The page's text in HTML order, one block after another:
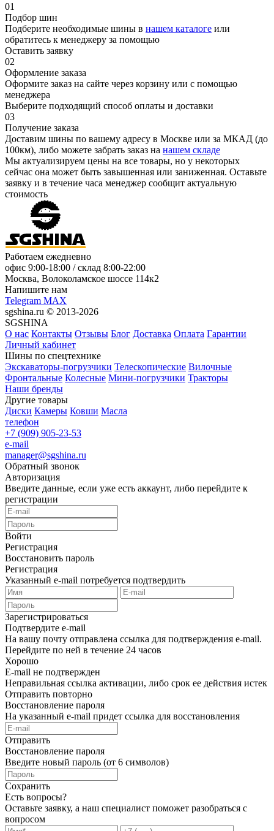
01
Подбор шин
Подберите необходимые шины в нашем каталоге или
обратитесь к менеджеру за помощью
Оставить заявку
02
Оформление заказа
Оформите заказ на сайте через корзину или с помощью
менеджера
Выберите подходящий способ оплаты и доставки
03
Получение заказа
Доставим шины по вашему адресу в Москве или за МКАД (до
100км), либо можете забрать заказ на нашем складе
Мы актуализируем цены на все товары, но у некоторых
сейчас она может быть завышенная или заниженная. Оставьте
заявку и в течение часа менеджер сообщит актуальную
стоимость
Работаем ежедневно
офис 9:00-18:00 / склад 8:00-22:00
Москва, Волоколамское шоссе 114к2
Напишите нам
Telegram MAX
sgshina.ru © 2013-2026
SGSHINA
О нас Контакты Отзывы Блог Доставка Оплата Гарантии
Личный кабинет
Шины по спецтехнике
Экскаваторы-погрузчики Телескопические Вилочные
Фронтальные Колесные Мини-погрузчики Тракторы
Наши бренды
Другие товары
Диски Камеры Ковши Масла
телефон
+7 (909) 905-23-53
e-mail
manager@sgshina.ru
Обратный звонок
Авторизация
Введите данные, если уже есть аккаунт, либо перейдите к
регистрации
Войти
Регистрация
Восстановить пароль
Регистрация
Указанный e-mail потребуется подтвердить
Зарегистрироваться
Подтвердите e-mail
На вашу почту отправлена ссылка для подтверждения e-mail.
Перейдите по ней в течение 24 часов
Хорошо
E-mail не подтвержден
Неправильная ссылка активации, либо срок ее действия истек
Отправить повторно
Восстановление пароля
На указанный e-mail придет ссылка для восстановления
Отправить
Восстановление пароля
Введите новый пароль (от 6 символов)
Сохранить
Есть вопросы?
Оставьте заявку, а наш специалист поможет разобраться с
вопросом